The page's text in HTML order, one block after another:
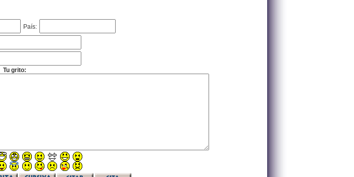
País:
Tu grito: